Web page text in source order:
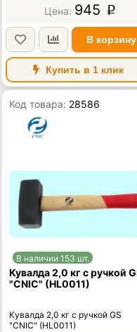
945 p
В корзину
Купить в 1 клик
Код товара: 28586
В наличии 153 шт.
Кувалда 2,0 кг с ручкой GS
"CNIC" (HL0011)
Кувалда 2,0 кг с ручкой GS
"CNIC" (HL0011)